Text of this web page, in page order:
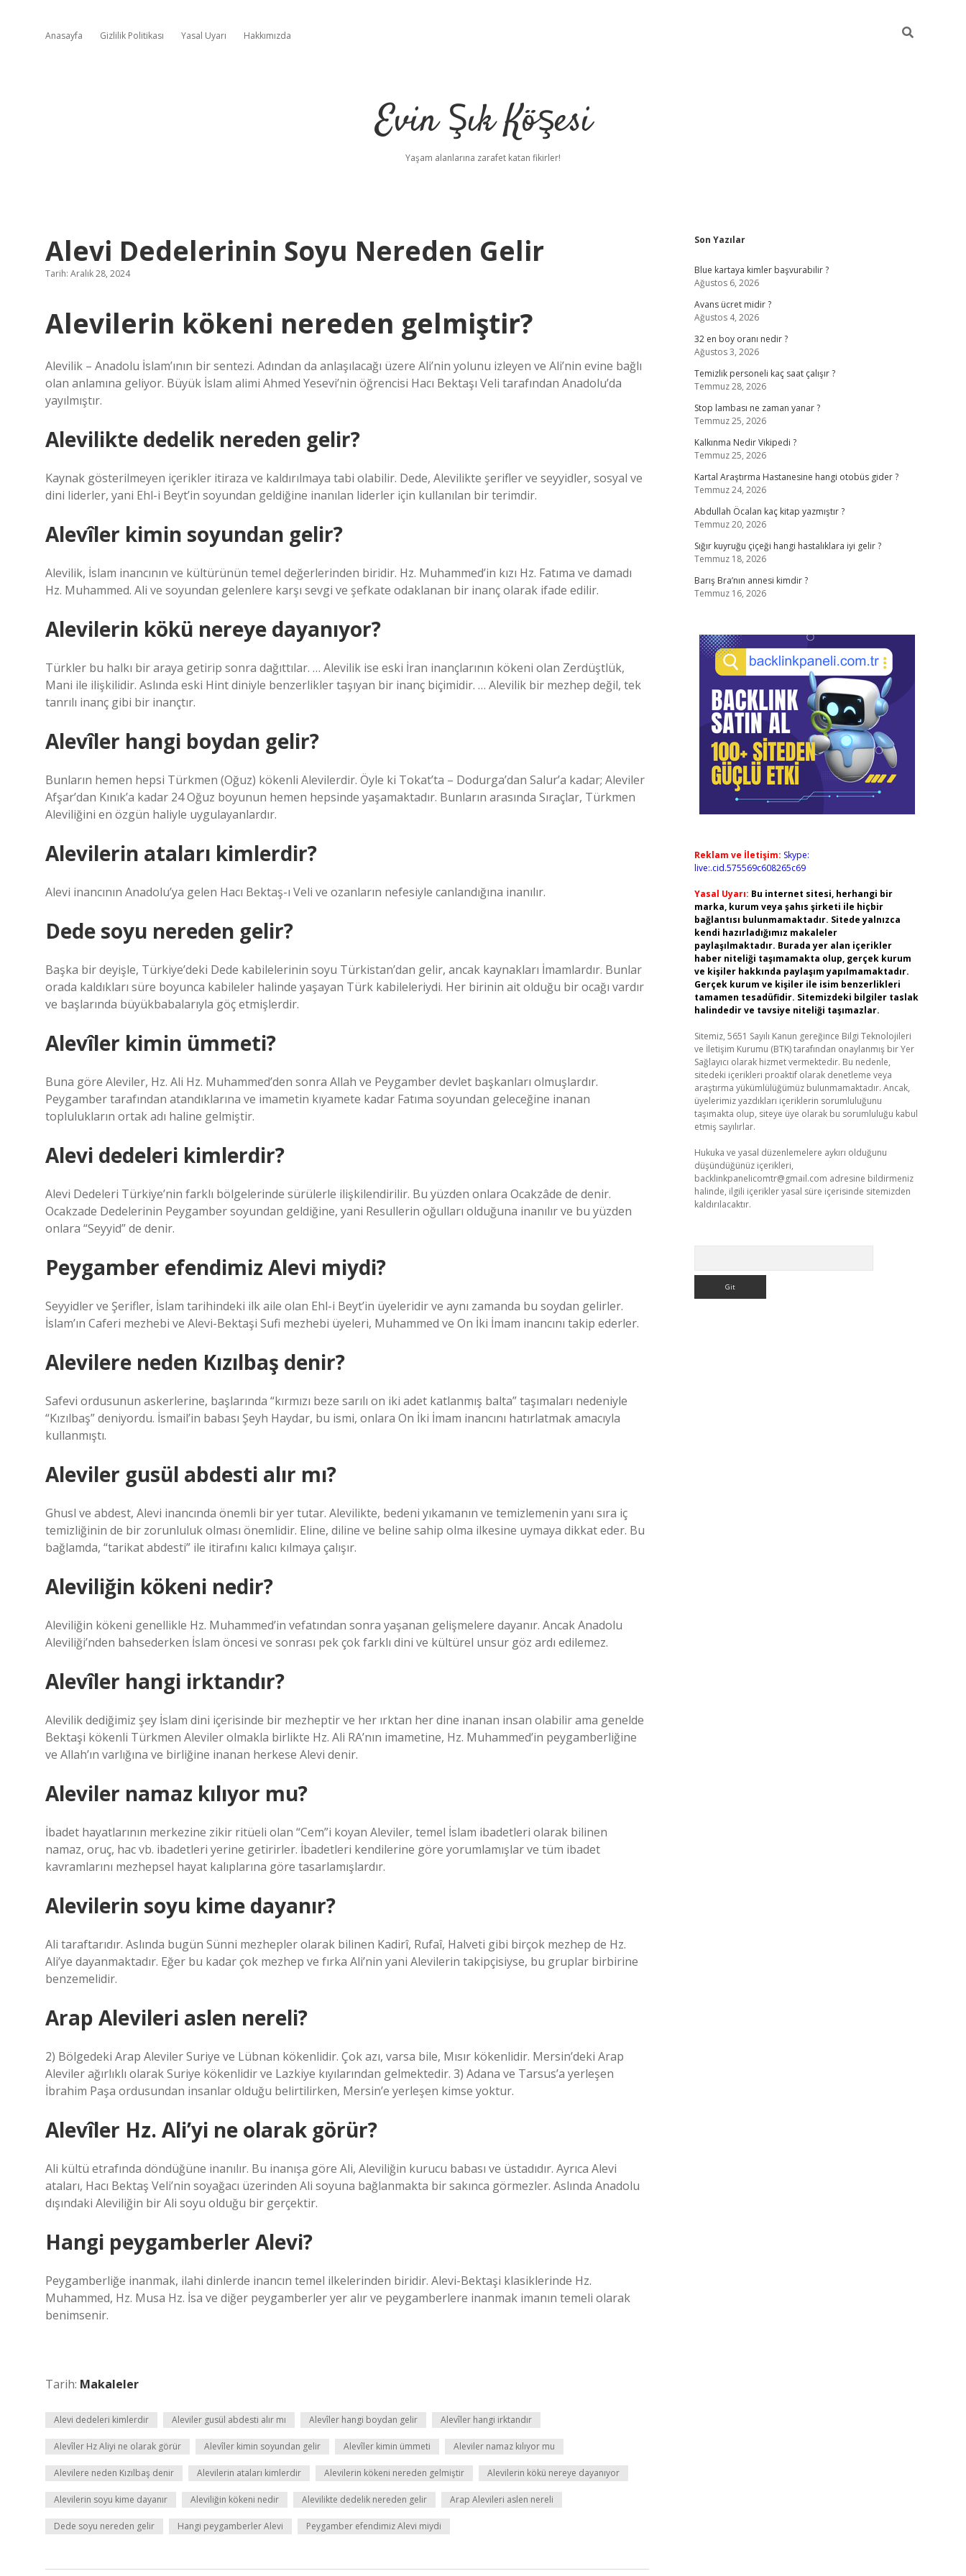
Anasayfa Gizlilik Politikası Yasal Uyarı Hakkımızda
Evin Şık Köşesi
Yaşam alanlarına zarafet katan fikirler!
Alevi Dedelerinin Soyu Nereden Gelir
Tarih: Aralık 28, 2024
Alevilerin kökeni nereden gelmiştir?
Alevilik – Anadolu İslam’ının bir sentezi. Adından da anlaşılacağı üzere Ali’nin yolunu izleyen ve Ali’nin evine bağlı
olan anlamına geliyor. Büyük İslam alimi Ahmed Yesevi’nin öğrencisi Hacı Bektaşı Veli tarafından Anadolu’da
yayılmıştır.
Alevilikte dedelik nereden gelir?
Kaynak gösterilmeyen içerikler itiraza ve kaldırılmaya tabi olabilir. Dede, Alevilikte şerifler ve seyyidler, sosyal ve
dini liderler, yani Ehl-i Beyt’in soyundan geldiğine inanılan liderler için kullanılan bir terimdir.
Alevîler kimin soyundan gelir?
Alevilik, İslam inancının ve kültürünün temel değerlerinden biridir. Hz. Muhammed’in kızı Hz. Fatıma ve damadı
Hz. Muhammed. Ali ve soyundan gelenlere karşı sevgi ve şefkate odaklanan bir inanç olarak ifade edilir.
Alevilerin kökü nereye dayanıyor?
Türkler bu halkı bir araya getirip sonra dağıttılar. … Alevilik ise eski İran inançlarının kökeni olan Zerdüştlük,
Mani ile ilişkilidir. Aslında eski Hint diniyle benzerlikler taşıyan bir inanç biçimidir. … Alevilik bir mezhep değil, tek
tanrılı inanç gibi bir inançtır.
Alevîler hangi boydan gelir?
Bunların hemen hepsi Türkmen (Oğuz) kökenli Alevilerdir. Öyle ki Tokat’ta – Dodurga’dan Salur’a kadar; Aleviler
Afşar’dan Kınık’a kadar 24 Oğuz boyunun hemen hepsinde yaşamaktadır. Bunların arasında Sıraçlar, Türkmen
Aleviliğini en özgün haliyle uygulayanlardır.
Alevilerin ataları kimlerdir?
Alevi inancının Anadolu’ya gelen Hacı Bektaş-ı Veli ve ozanların nefesiyle canlandığına inanılır.
Dede soyu nereden gelir?
Başka bir deyişle, Türkiye’deki Dede kabilelerinin soyu Türkistan’dan gelir, ancak kaynakları İmamlardır. Bunlar
orada kaldıkları süre boyunca kabileler halinde yaşayan Türk kabileleriydi. Her birinin ait olduğu bir ocağı vardır
ve başlarında büyükbabalarıyla göç etmişlerdir.
Alevîler kimin ümmeti?
Buna göre Aleviler, Hz. Ali Hz. Muhammed’den sonra Allah ve Peygamber devlet başkanları olmuşlardır.
Peygamber tarafından atandıklarına ve imametin kıyamete kadar Fatıma soyundan geleceğine inanan
toplulukların ortak adı haline gelmiştir.
Alevi dedeleri kimlerdir?
Alevi Dedeleri Türkiye’nin farklı bölgelerinde sürülerle ilişkilendirilir. Bu yüzden onlara Ocakzâde de denir.
Ocakzade Dedelerinin Peygamber soyundan geldiğine, yani Resullerin oğulları olduğuna inanılır ve bu yüzden
onlara “Seyyid” de denir.
Peygamber efendimiz Alevi miydi?
Seyyidler ve Şerifler, İslam tarihindeki ilk aile olan Ehl-i Beyt’in üyeleridir ve aynı zamanda bu soydan gelirler.
İslam’ın Caferi mezhebi ve Alevi-Bektaşi Sufi mezhebi üyeleri, Muhammed ve On İki İmam inancını takip ederler.
Alevilere neden Kızılbaş denir?
Safevi ordusunun askerlerine, başlarında “kırmızı beze sarılı on iki adet katlanmış balta” taşımaları nedeniyle
“Kızılbaş” deniyordu. İsmail’in babası Şeyh Haydar, bu ismi, onlara On İki İmam inancını hatırlatmak amacıyla
kullanmıştı.
Aleviler gusül abdesti alır mı?
Ghusl ve abdest, Alevi inancında önemli bir yer tutar. Alevilikte, bedeni yıkamanın ve temizlemenin yanı sıra iç
temizliğinin de bir zorunluluk olması önemlidir. Eline, diline ve beline sahip olma ilkesine uymaya dikkat eder. Bu
bağlamda, “tarikat abdesti” ile itirafını kalıcı kılmaya çalışır.
Aleviliğin kökeni nedir?
Aleviliğin kökeni genellikle Hz. Muhammed’in vefatından sonra yaşanan gelişmelere dayanır. Ancak Anadolu
Aleviliği’nden bahsederken İslam öncesi ve sonrası pek çok farklı dini ve kültürel unsur göz ardı edilemez.
Alevîler hangi irktandır?
Alevilik dediğimiz şey İslam dini içerisinde bir mezheptir ve her ırktan her dine inanan insan olabilir ama genelde
Bektaşi kökenli Türkmen Aleviler olmakla birlikte Hz. Ali RA’nın imametine, Hz. Muhammed’in peygamberliğine
ve Allah’ın varlığına ve birliğine inanan herkese Alevi denir.
Aleviler namaz kılıyor mu?
İbadet hayatlarının merkezine zikir ritüeli olan “Cem”i koyan Aleviler, temel İslam ibadetleri olarak bilinen
namaz, oruç, hac vb. ibadetleri yerine getirirler. İbadetleri kendilerine göre yorumlamışlar ve tüm ibadet
kavramlarını mezhepsel hayat kalıplarına göre tasarlamışlardır.
Alevilerin soyu kime dayanır?
Ali taraftarıdır. Aslında bugün Sünni mezhepler olarak bilinen Kadirî, Rufaî, Halveti gibi birçok mezhep de Hz.
Ali’ye dayanmaktadır. Eğer bu kadar çok mezhep ve fırka Ali’nin yani Alevilerin takipçisiyse, bu gruplar birbirine
benzemelidir.
Arap Alevileri aslen nereli?
2) Bölgedeki Arap Aleviler Suriye ve Lübnan kökenlidir. Çok azı, varsa bile, Mısır kökenlidir. Mersin’deki Arap
Aleviler ağırlıklı olarak Suriye kökenlidir ve Lazkiye kıyılarından gelmektedir. 3) Adana ve Tarsus’a yerleşen
İbrahim Paşa ordusundan insanlar olduğu belirtilirken, Mersin’e yerleşen kimse yoktur.
Alevîler Hz. Ali’yi ne olarak görür?
Ali kültü etrafında döndüğüne inanılır. Bu inanışa göre Ali, Aleviliğin kurucu babası ve üstadıdır. Ayrıca Alevi
ataları, Hacı Bektaş Veli’nin soyağacı üzerinden Ali soyuna bağlanmakta bir sakınca görmezler. Aslında Anadolu
dışındaki Aleviliğin bir Ali soyu olduğu bir gerçektir.
Hangi peygamberler Alevi?
Peygamberliğe inanmak, ilahi dinlerde inancın temel ilkelerinden biridir. Alevi-Bektaşi klasiklerinde Hz.
Muhammed, Hz. Musa Hz. İsa ve diğer peygamberler yer alır ve peygamberlere inanmak imanın temeli olarak
benimsenir.
Tarih: Makaleler
Alevi dedeleri kimlerdir Aleviler gusül abdesti alır mı Alevîler hangi boydan gelir Alevîler hangi irktandır
Alevîler Hz Aliyi ne olarak görür Alevîler kimin soyundan gelir Alevîler kimin ümmeti Aleviler namaz kılıyor mu
Alevilere neden Kızılbaş denir Alevilerin ataları kimlerdir Alevilerin kökeni nereden gelmiştir Alevilerin kökü nereye dayanıyor
Alevilerin soyu kime dayanır Aleviliğin kökeni nedir Alevilikte dedelik nereden gelir Arap Alevileri aslen nereli
Dede soyu nereden gelir Hangi peygamberler Alevi Peygamber efendimiz Alevi miydi
Sidebar
Son Yazılar
Blue kartaya kimler başvurabilir ?
Ağustos 6, 2026
Avans ücret midir ?
Ağustos 4, 2026
32 en boy oranı nedir ?
Ağustos 3, 2026
Temizlik personeli kaç saat çalışır ?
Temmuz 28, 2026
Stop lambası ne zaman yanar ?
Temmuz 25, 2026
Kalkınma Nedir Vikipedi ?
Temmuz 25, 2026
Kartal Araştırma Hastanesine hangi otobüs gider ?
Temmuz 24, 2026
Abdullah Öcalan kaç kitap yazmıştır ?
Temmuz 20, 2026
Sığır kuyruğu çiçeği hangi hastalıklara iyi gelir ?
Temmuz 18, 2026
Barış Bra’nın annesi kimdir ?
Temmuz 16, 2026
Reklam ve İletişim: Skype:
live:.cid.575569c608265c69
Yasal Uyarı: Bu internet sitesi, herhangi bir
marka, kurum veya şahıs şirketi ile hiçbir
bağlantısı bulunmamaktadır. Sitede yalnızca
kendi hazırladığımız makaleler
paylaşılmaktadır. Burada yer alan içerikler
haber niteliği taşımamakta olup, gerçek kurum
ve kişiler hakkında paylaşım yapılmamaktadır.
Gerçek kurum ve kişiler ile isim benzerlikleri
tamamen tesadüfidir. Sitemizdeki bilgiler taslak
halindedir ve tavsiye niteliği taşımazlar.
Sitemiz, 5651 Sayılı Kanun gereğince Bilgi Teknolojileri
ve İletişim Kurumu (BTK) tarafından onaylanmış bir Yer
Sağlayıcı olarak hizmet vermektedir. Bu nedenle,
sitedeki içerikleri proaktif olarak denetleme veya
araştırma yükümlülüğümüz bulunmamaktadır. Ancak,
üyelerimiz yazdıkları içeriklerin sorumluluğunu
taşımakta olup, siteye üye olarak bu sorumluluğu kabul
etmiş sayılırlar.
Hukuka ve yasal düzenlemelere aykırı olduğunu
düşündüğünüz içerikleri,
backlinkpanelicomtr@gmail.com adresine bildirmeniz
halinde, ilgili içerikler yasal süre içerisinde sitemizden
kaldırılacaktır.